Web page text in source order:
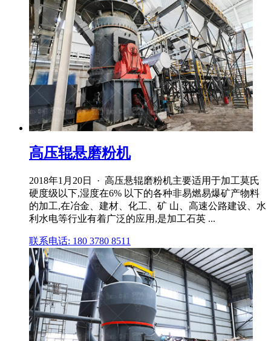
高压辊悬磨粉机
2018年1月20日 · 高压悬辊磨粉机主要适用于加工莫氏
硬度级以下,湿度在6% 以下的各种非易燃易爆矿产物料
的加工,在冶金、建材、化工、矿 山、高速公路建设、水
利水电等行业有着广泛的应用,是加工石英 ...
联系电话: 180 3780 8511